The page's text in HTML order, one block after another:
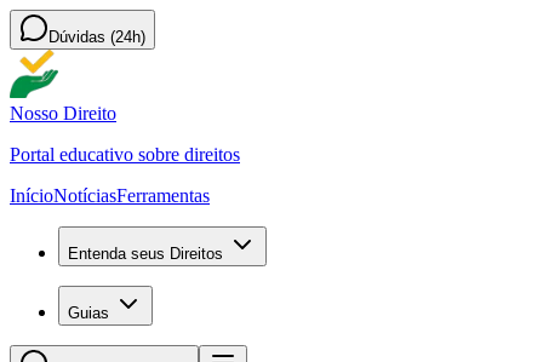
Dúvidas (24h)
Nosso Direito
Portal educativo sobre direitos
InícioNotíciasFerramentas
Entenda seus Direitos
Guias